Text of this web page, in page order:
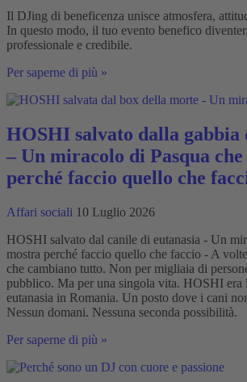
feste
e
musica
Il DJing di beneficenza unisce atmosfera,
In questo modo, il tuo evento benefico
professionale e credibile.
Impegno
beneficenza
DJ
con
impatto
Per saperne di più »
HOSHI salvato dalla gabbia
– Un miracolo di Pasqua
perché faccio quello che
Affari sociali 10 Luglio 2026
HOSHI salvato dal canile di eutanasia - Un
mostra perché faccio quello che faccio - A
che cambiano tutto. Non per migliaia di
pubblico. Ma per una singola vita. HOSHI era
eutanasia in Romania. Un posto dove i cani
Nessun domani. Nessuna seconda possibilità.
HOSHI
dalla
Per saperne di più »